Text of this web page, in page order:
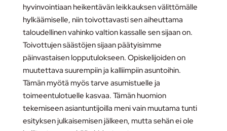
hyvinvointiaan heikentävän leikkauksen välittömälle
hylkäämiselle, niin toivottavasti sen aiheuttama
taloudellinen vahinko valtion kassalle sen sijaan on.
Toivottujen säästöjen sijaan päätyisimme
päinvastaisen lopputulokseen. Opiskelijoiden on
muutettava suurempiin ja kalliimpiin asuntoihin.
Tämän myötä myös tarve asumistuelle ja
toimeentulotuelle kasvaa. Tämän huomion
tekemiseen asiantuntijoilla meni vain muutama tunti
esityksen julkaisemisen jälkeen, mutta sehän ei ole